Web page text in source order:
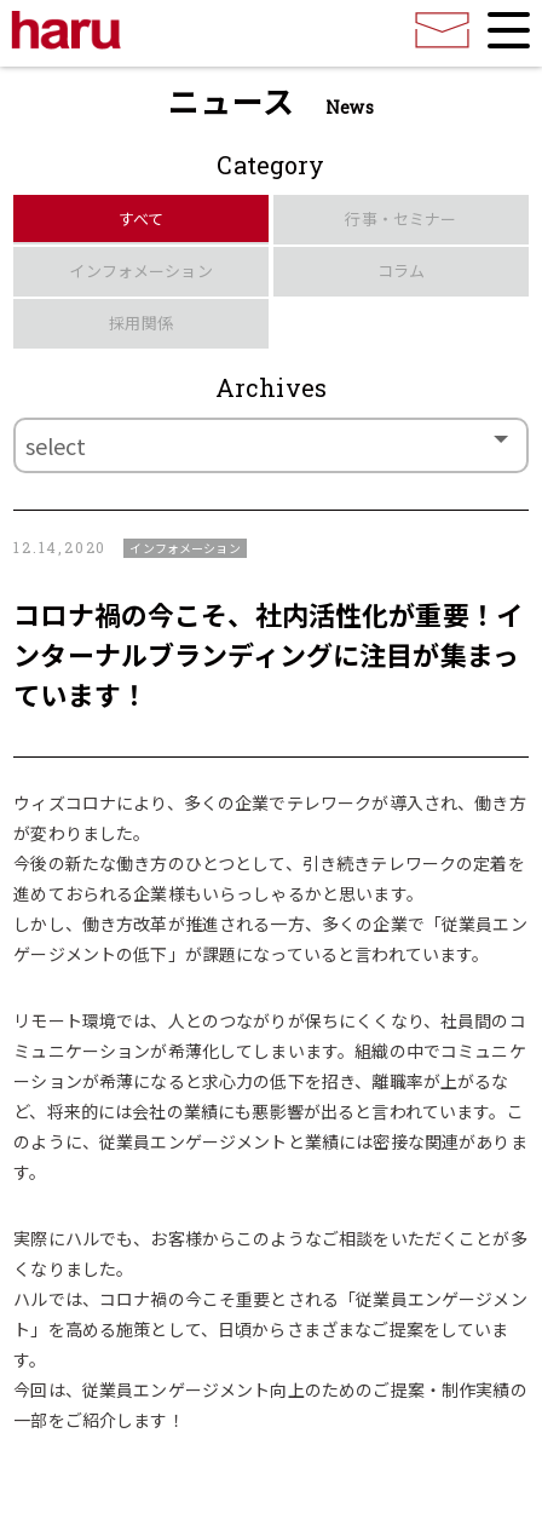
ニュース News
Category
すべて 行事・セミナー
インフォメーション コラム
採用関係
Archives
12.14,2020 インフォメーション
コロナ禍の今こそ、社内活性化が重要！イ
ンターナルブランディングに注目が集まっ
ています！
ウィズコロナにより、多くの企業でテレワークが導入され、働き方
が変わりました。
今後の新たな働き方のひとつとして、引き続きテレワークの定着を
進めておられる企業様もいらっしゃるかと思います。
しかし、働き方改革が推進される一方、多くの企業で「従業員エン
ゲージメントの低下」が課題になっていると言われています。
リモート環境では、人とのつながりが保ちにくくなり、社員間のコ
ミュニケーションが希薄化してしまいます。組織の中でコミュニケ
ーションが希薄になると求心力の低下を招き、離職率が上がるな
ど、将来的には会社の業績にも悪影響が出ると言われています。こ
のように、従業員エンゲージメントと業績には密接な関連がありま
す。
実際にハルでも、お客様からこのようなご相談をいただくことが多
くなりました。
ハルでは、コロナ禍の今こそ重要とされる「従業員エンゲージメン
ト」を高める施策として、日頃からさまざまなご提案をしていま
す。
今回は、従業員エンゲージメント向上のためのご提案・制作実績の
一部をご紹介します！